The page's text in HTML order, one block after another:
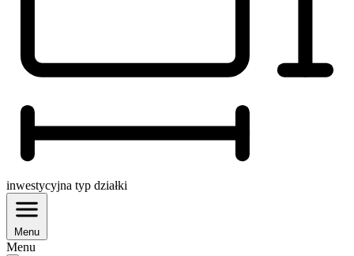
inwestycyjna typ działki
Menu
Menu